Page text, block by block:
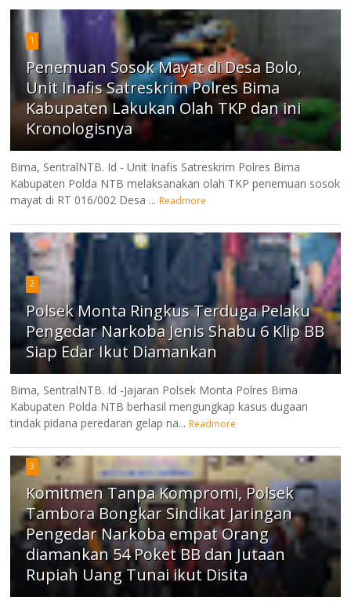
1
Penemuan Sosok Mayat di Desa Bolo,
Unit Inafis Satreskrim Polres Bima
Kabupaten Lakukan Olah TKP dan ini
Kronologisnya
Bima, SentralNTB. Id - Unit Inafis Satreskrim Polres Bima
Kabupaten Polda NTB melaksanakan olah TKP penemuan sosok
mayat di RT 016/002 Desa ... Readmore
2
Polsek Monta Ringkus Terduga Pelaku
Pengedar Narkoba Jenis Shabu 6 Klip BB
Siap Edar Ikut Diamankan
Bima, SentralNTB. Id -Jajaran Polsek Monta Polres Bima
Kabupaten Polda NTB berhasil mengungkap kasus dugaan
tindak pidana peredaran gelap na... Readmore
3
Komitmen Tanpa Kompromi, Polsek
Tambora Bongkar Sindikat Jaringan
Pengedar Narkoba empat Orang
diamankan 54 Poket BB dan Jutaan
Rupiah Uang Tunai ikut Disita